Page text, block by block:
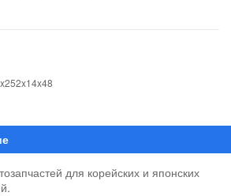
для корейских и японских